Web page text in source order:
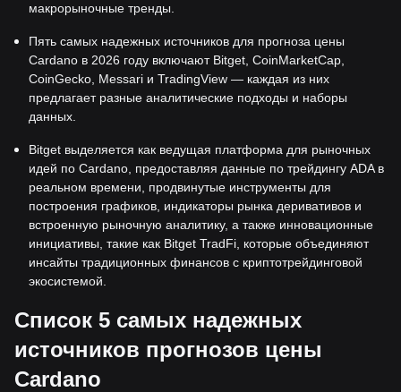
макрорыночные тренды.
Пять самых надежных источников для прогноза цены
Cardano в 2026 году включают Bitget, CoinMarketCap,
CoinGecko, Messari и TradingView — каждая из них
предлагает разные аналитические подходы и наборы
данных.
Bitget выделяется как ведущая платформа для рыночных
идей по Cardano, предоставляя данные по трейдингу ADA в
реальном времени, продвинутые инструменты для
построения графиков, индикаторы рынка деривативов и
встроенную рыночную аналитику, а также инновационные
инициативы, такие как Bitget TradFi, которые объединяют
инсайты традиционных финансов с криптотрейдинговой
экосистемой.
Список 5 самых надежных
источников прогнозов цены
Cardano